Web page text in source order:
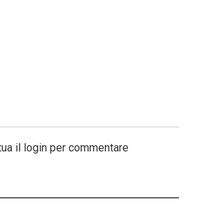
il login per commentare